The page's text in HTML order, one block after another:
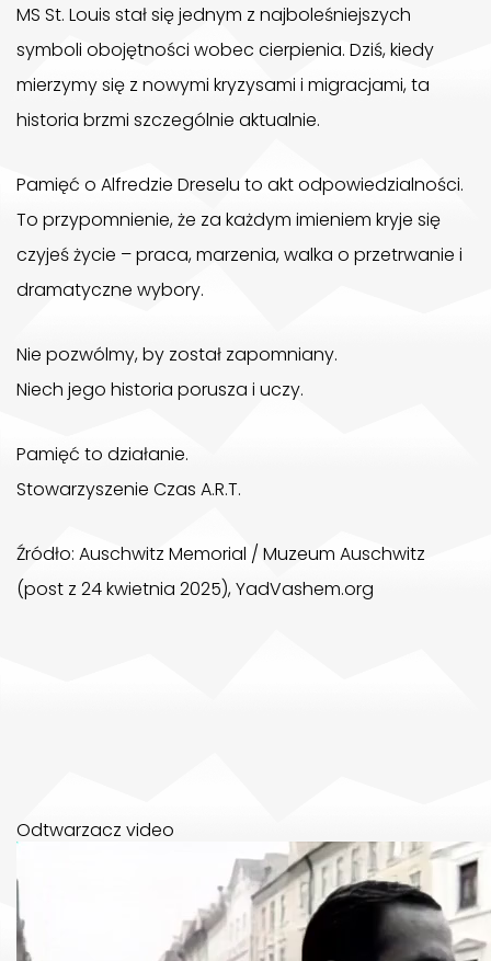
MS St. Louis stał się jednym z najboleśniejszych
symboli obojętności wobec cierpienia. Dziś, kiedy
mierzymy się z nowymi kryzysami i migracjami, ta
historia brzmi szczególnie aktualnie.
Pamięć o Alfredzie Dreselu to akt odpowiedzialności.
To przypomnienie, że za każdym imieniem kryje się
czyjeś życie – praca, marzenia, walka o przetrwanie i
dramatyczne wybory.
Nie pozwólmy, by został zapomniany.
Niech jego historia porusza i uczy.
Pamięć to działanie.
Stowarzyszenie Czas A.R.T.
Źródło: Auschwitz Memorial / Muzeum Auschwitz
(post z 24 kwietnia 2025), YadVashem.org
Odtwarzacz video